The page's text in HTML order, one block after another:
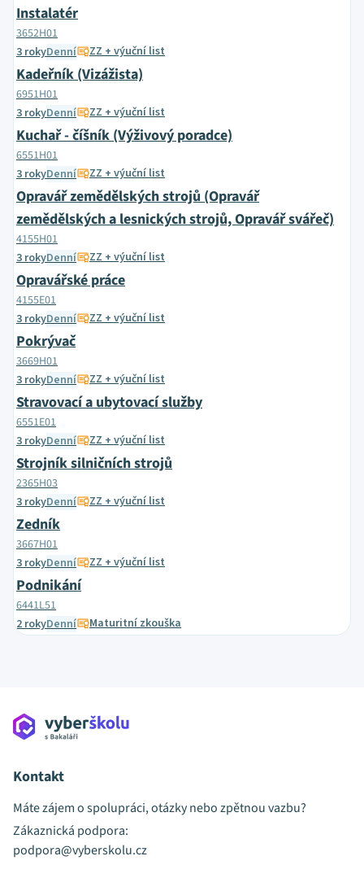
Instalatér
3652H01
3 rokyDenní ZZ + výuční list
Kadeřník (Vizážista)
6951H01
3 rokyDenní ZZ + výuční list
Kuchař - číšník (Výživový poradce)
6551H01
3 rokyDenní ZZ + výuční list
Opravář zemědělských strojů (Opravář
zemědělských a lesnických strojů, Opravář svářeč)
4155H01
3 rokyDenní ZZ + výuční list
Opravářské práce
4155E01
3 rokyDenní ZZ + výuční list
Pokrývač
3669H01
3 rokyDenní ZZ + výuční list
Stravovací a ubytovací služby
6551E01
3 rokyDenní ZZ + výuční list
Strojník silničních strojů
2365H03
3 rokyDenní ZZ + výuční list
Zedník
3667H01
3 rokyDenní ZZ + výuční list
Podnikání
6441L51
2 rokyDenní Maturitní zkouška
Kontakt
Máte zájem o spolupráci, otázky nebo zpětnou vazbu?
Zákaznická podpora:
podpora@vyberskolu.cz